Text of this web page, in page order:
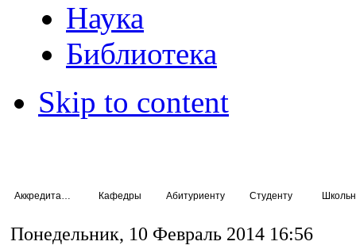
Наука
Библиотека
Skip to content
Кафедры Абитуриенту Студенту
Понедельник, 10 Февраль 2014 16:56